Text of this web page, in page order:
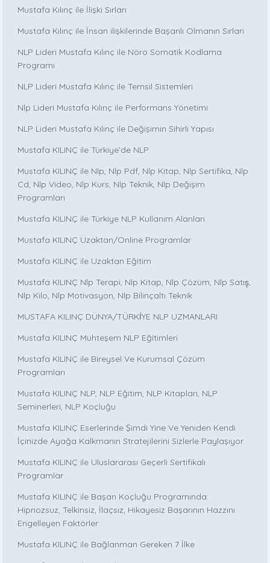
Mustafa Kılınç ile İlişki Sırları
Mustafa Kılınç ile İnsan ilişkilerinde Başarılı Olmanın Sırları
NLP Lideri Mustafa Kılınç ile Nöro Somatik Kodlama
Programı
NLP Lideri Mustafa Kılınç ile Temsil Sistemleri
Nlp Lideri Mustafa Kılınç ile Performans Yönetimi
NLP Lideri Mustafa Kılınç ile Değişimin Sihirli Yapısı
Mustafa KILINÇ ile Türkiye’de NLP
Mustafa KILINÇ ile Nlp, Nlp Pdf, Nlp Kitap, Nlp Sertifika, Nlp
Cd, Nlp Video, Nlp Kurs, Nlp Teknik, Nlp Değişim
Programları
Mustafa KILINÇ ile Türkiye NLP Kullanım Alanları
Mustafa KILINÇ Uzaktan/Online Programlar
Mustafa KILINÇ ile Uzaktan Eğitim
Mustafa KILINÇ Nlp Terapi, Nlp Kitap, Nlp Çözüm, Nlp Satış,
Nlp Kilo, Nlp Motivasyon, Nlp Bilinçaltı Teknik
MUSTAFA KILINÇ DÜNYA/TÜRKİYE NLP UZMANLARI
Mustafa KILINÇ Muhteşem NLP Eğitimleri
Mustafa KILINÇ ile Bireysel Ve Kurumsal Çözüm
Programları
Mustafa KILINÇ NLP, NLP Eğitim, NLP Kitapları, NLP
Seminerleri, NLP Koçluğu
Mustafa KILINÇ Eserlerinde Şimdi Yine Ve Yeniden Kendi
İçinizde Ayağa Kalkmanın Stratejilerini Sizlerle Paylaşıyor
Mustafa KILINÇ ile Uluslararası Geçerli Sertifikalı
Programlar
Mustafa KILINÇ ile Başarı Koçluğu Programında:
Hipnozsuz, Telkinsiz, İlaçsız, Hikayesiz Başarının Hazzını
Engelleyen Faktörler
Mustafa KILINÇ ile Bağlanman Gereken 7 İlke